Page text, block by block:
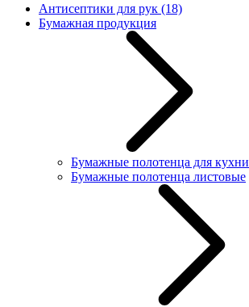
Антисептики для рук (18)
Бумажная продукция
Бумажные полотенца для кухни
Бумажные полотенца листовые